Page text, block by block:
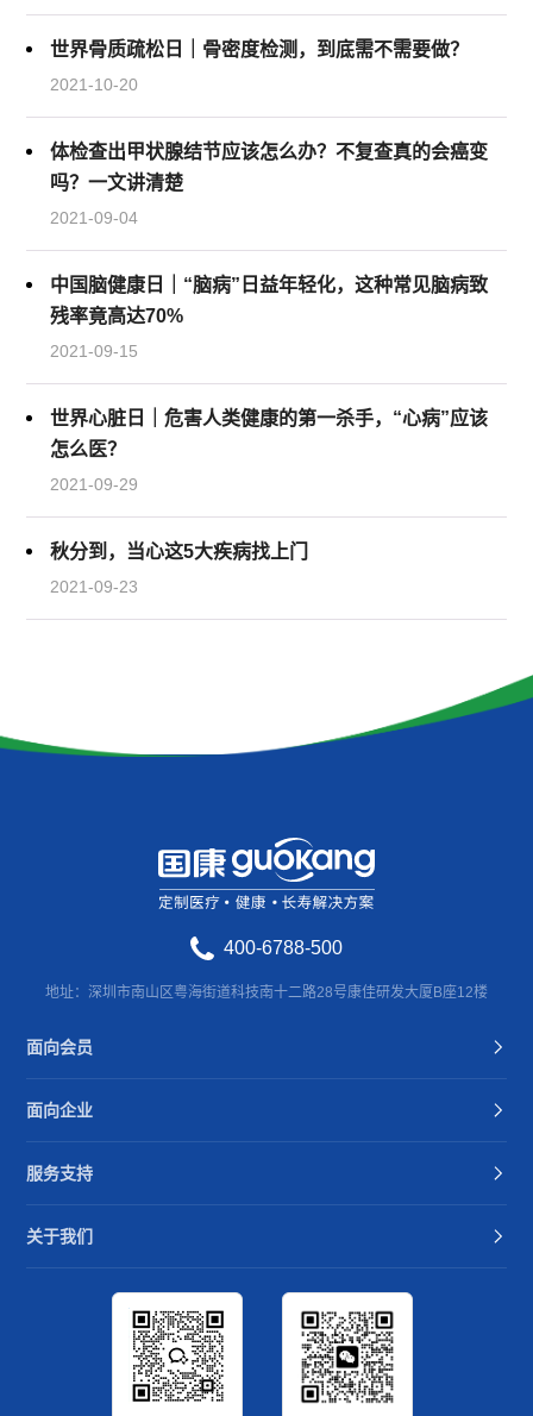
世界骨质疏松日｜骨密度检测，到底需不需要做？
2021-10-20
体检查出甲状腺结节应该怎么办？不复查真的会癌变
吗？一文讲清楚
2021-09-04
中国脑健康日｜“脑病”日益年轻化，这种常见脑病致
残率竟高达70%
2021-09-15
世界心脏日｜危害人类健康的第一杀手，“心病”应该
怎么医？
2021-09-29
秋分到，当心这5大疾病找上门
2021-09-23
400-6788-500
地址：深圳市南山区粤海街道科技南十二路28号康佳研发大厦B座12楼
面向会员
面向企业
服务支持
关于我们